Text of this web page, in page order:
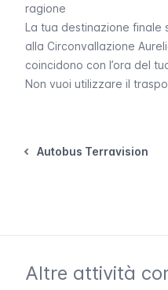
ragione
La tua destinazione finale
alla Circonvallazione
coincidono con l’ora del
Non vuoi utilizzare il
Autobus Terravision
Altre attività